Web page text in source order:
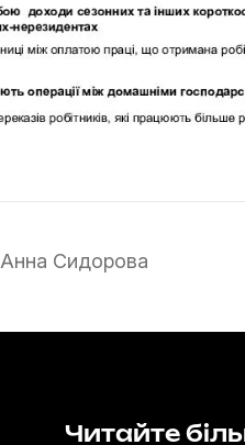
Анна Сидорова
Читайте